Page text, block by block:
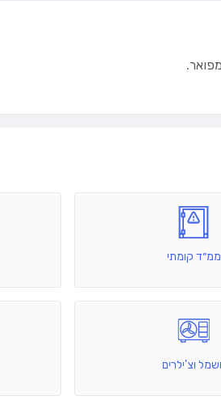
ממ״ד קומתי
וצ'ילרים